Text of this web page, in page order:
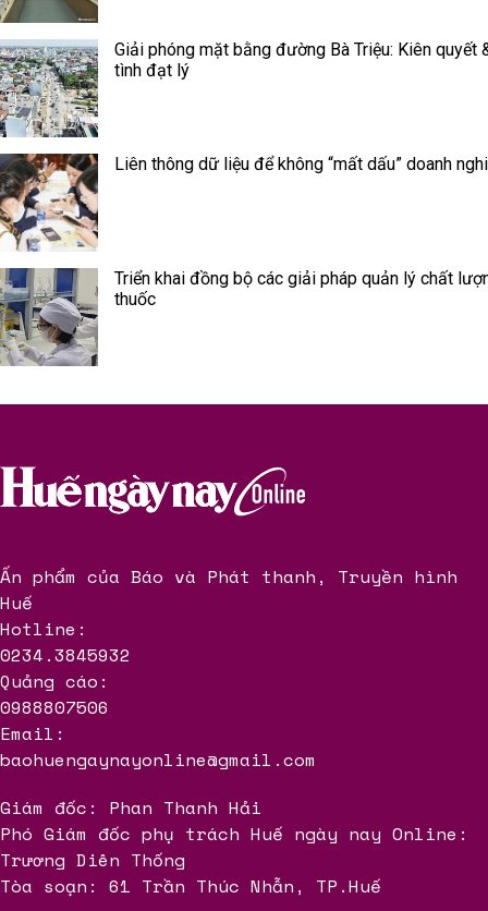
Giải phóng mặt bằng đường Bà Triệu: Kiên quyết
tình đạt lý
Liên thông dữ liệu để không “mất dấu” doanh
Triển khai đồng bộ các giải pháp quản lý chất
thuốc
Ấn phẩm của Báo và Phát thanh, Truyền hình
Huế
Hotline:
0234.3845932
Quảng cáo:
0988807506
Email:
baohuengaynayonline@gmail.com
Giám đốc: Phan Thanh Hải
Phó Giám đốc phụ trách Huế ngày nay Online:
Trương Diên Thống
Tòa soạn: 61 Trần Thúc Nhẫn, TP.Huế